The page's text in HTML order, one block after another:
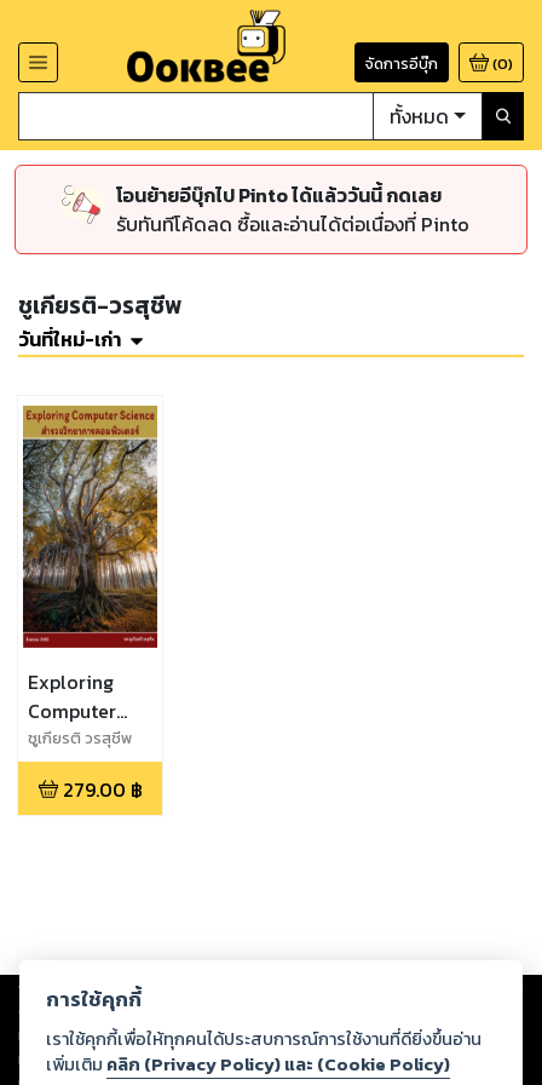
จัดการอีบุ๊ก (0)
ทั้งหมด
โอนย้ายอีบุ๊กไป Pinto ได้แล้ววันนี้ กดเลย
รับทันทีโค้ดลด ซื้อและอ่านได้ต่อเนื่องที่ Pinto
ชูเกียรติ-วรสุชีพ
วันที่ใหม่-เก่า
Exploring
Computer
Science
ชูเกียรติ วรสุชีพ
279.00 ฿
Copyright © 2026
ต่อผลงานหรือเนื้อหาใดที่อัปโหลดผ่านเว็บไซต์และปรากฏว่าละเมิดสิทธิใน
ทรัพย์สินทางปัญญาของบุคคลอื่นหรือขัดต่อกฎหมายและศีลธรรม ดังนั้น ผู้อ่าน
ทุกท่านโปรดใช้วิจารณญาณในการกลั่นกรองด้วยตนเอง และหากท่านพบว่าส่วน
การใช้คุกกี้
เราใช้คุกกี้เพื่อให้ทุกคนได้ประสบการณ์การใช้งานที่ดียิ่งขึ้นอ่าน
เพิ่มเติม คลิก (Privacy Policy) และ (Cookie Policy)